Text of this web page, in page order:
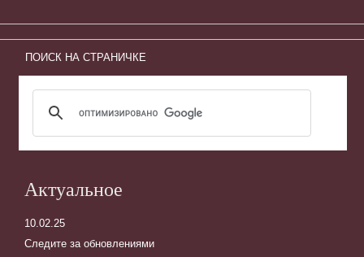
ПОИСК НА СТРАНИЧКЕ
Актуальное
10.02.25
Следите за обновлениями